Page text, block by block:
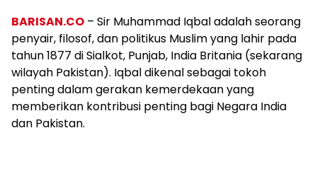
BARISAN.CO – Sir Muhammad Iqbal adalah seorang
penyair, filosof, dan politikus Muslim yang lahir pada
tahun 1877 di Sialkot, Punjab, India Britania (sekarang
wilayah Pakistan). Iqbal dikenal sebagai tokoh
penting dalam gerakan kemerdekaan yang
memberikan kontribusi penting bagi Negara India
dan Pakistan.